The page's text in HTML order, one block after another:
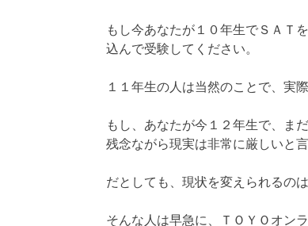
もし今あなたが１０年生でＳＡＴ
込んで受験してください。
１１年生の人は当然のことで、実
もし、あなたが今１２年生で、ま
残念ながら現実は非常に厳しいと
だとしても、現状を変えられるの
そんな人は早急に、ＴＯＹＯオン